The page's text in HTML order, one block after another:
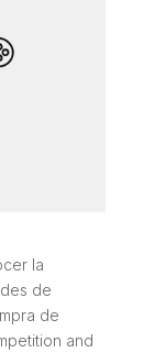
la
de
de
and